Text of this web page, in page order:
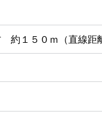
１５０ｍ（直線距